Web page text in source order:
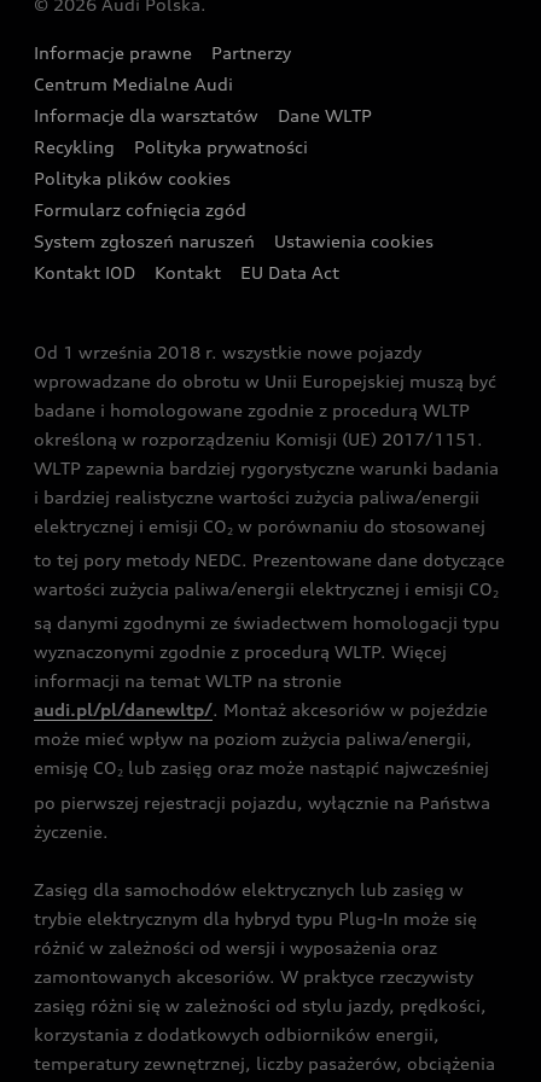
Wyszukaj najbliższego Partnera Audi
Oferta dla przedsiębiorców
Oferta dla klientów prywatnych
Kalkulator rat
Ubezpieczenie
Audi exclusive
Zasięg
Gwarancja
Akcje serwisowe Audi
Katalog online akcesoriów
Audi i Muzeum Sztuki Nowoczesnej w Warszawie
Audi driving experience
Audi quattro Cup
Audi i Puchar Świata w Skokach Narciarskich w
Zakopanem
© 2026 Audi Polska.
Informacje prawne
Partnerzy
Centrum Medialne Audi
Informacje dla warsztatów
Dane WLTP
Recykling
Polityka prywatności
Polityka plików cookies
Formularz cofnięcia zgód
System zgłoszeń naruszeń
Ustawienia cookies
Kontakt IOD
Kontakt EU Data Act
Od 1 września 2018 r. wszystkie nowe pojazdy
wprowadzane do obrotu w Unii Europejskiej muszą być
badane i homologowane zgodnie z procedurą WLTP
określoną w rozporządzeniu Komisji (UE) 2017/1151.
WLTP zapewnia bardziej rygorystyczne warunki badania
i bardziej realistyczne wartości zużycia paliwa/energii
elektrycznej i emisji CO2 w porównaniu do stosowanej
to tej pory metody NEDC. Prezentowane dane dotyczące
wartości zużycia paliwa/energii elektrycznej i emisji CO2
są danymi zgodnymi ze świadectwem homologacji typu
wyznaczonymi zgodnie z procedurą WLTP. Więcej
informacji na temat WLTP na stronie
audi.pl/pl/danewltp/. Montaż akcesoriów w pojeździe
może mieć wpływ na poziom zużycia paliwa/energii,
emisję CO2 lub zasięg oraz może nastąpić najwcześniej
po pierwszej rejestracji pojazdu, wyłącznie na Państwa
życzenie.
Zasięg dla samochodów elektrycznych lub zasięg w
trybie elektrycznym dla hybryd typu Plug-In może się
różnić w zależności od wersji i wyposażenia oraz
zamontowanych akcesoriów. W praktyce rzeczywisty
zasięg różni się w zależności od stylu jazdy, prędkości,
korzystania z dodatkowych odbiorników energii,
temperatury zewnętrznej, liczby pasażerów, obciążenia